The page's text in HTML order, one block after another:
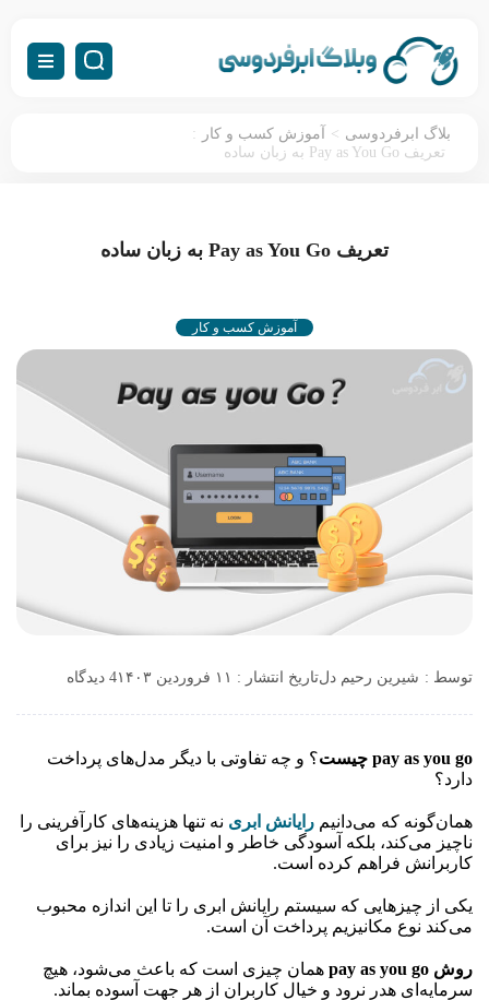
بلاگ ابرفردوسی > آموزش کسب و کار
:
تعریف Pay as You Go به زبان ساده
تعریف Pay as You Go به زبان ساده
آموزش کسب و کار
توسط : شیرین رحیم دلتاریخ انتشار : ۱۱ فروردین ۱۴۰۳ 4 دیدگاه
pay as you go چیست
؟ و چه تفاوتی با دیگر مدل‌های پرداخت
دارد؟
همان‌گونه که می‌دانیم رایانش ابری نه تنها هزینه‌های کارآفرینی را
ناچیز می‌کند، بلکه آسودگی خاطر و امنیت زیادی را نیز برای
کاربرانش فراهم کرده است.
یکی از چیزهایی که سیستم رایانش ابری را تا این اندازه محبوب
می‌کند نوع مکانیزیم پرداخت آن است.
روش pay as you go
همان چیزی است که باعث می‌شود، هیچ
سرمایه‌ای هدر نرود و خیال کاربران از هر جهت آسوده بماند.